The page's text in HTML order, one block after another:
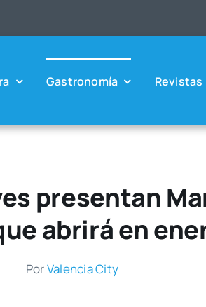
Gas­tro­no­mía Revis­tas
presentan
abrirá en
PorValen­cia City